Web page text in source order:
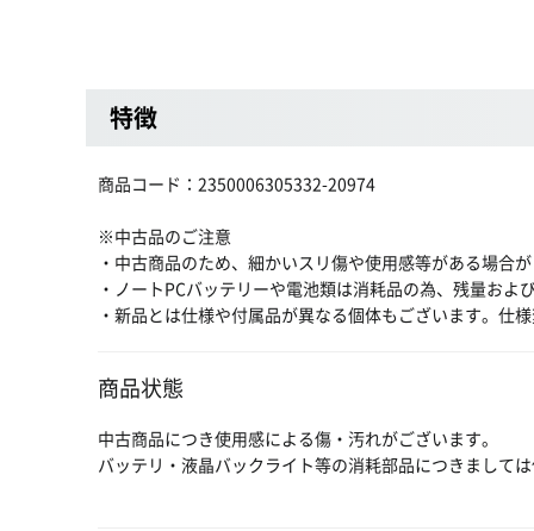
特徴
商品コード：2350006305332-20974
※中古品のご注意
・中古商品のため、細かいスリ傷や使用感等がある場合
・ノートPCバッテリーや電池類は消耗品の為、残量お
・新品とは仕様や付属品が異なる個体もございます。仕
商品状態
中古商品につき使用感による傷・汚れがございます。
バッテリ・液晶バックライト等の消耗部品につきまして